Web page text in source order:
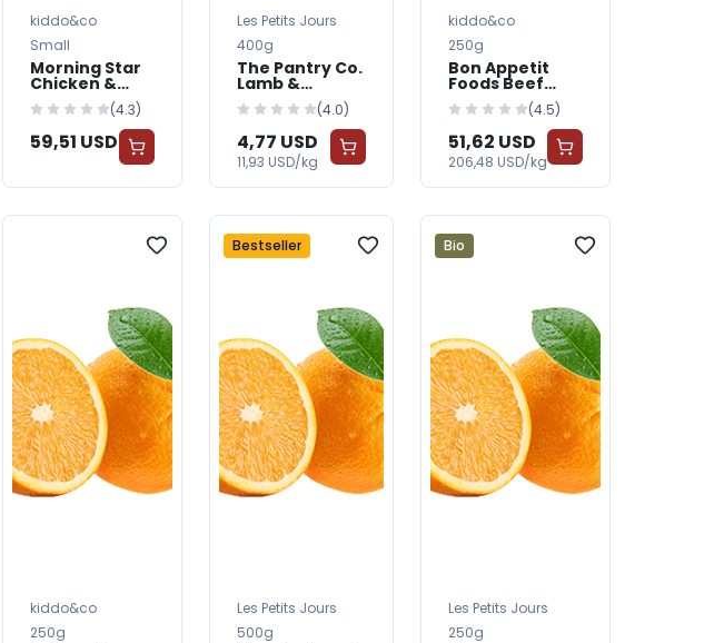
kiddo&co
Small
Morning Star
Chicken &
Rice Dog Food
(4.3)
59,51 USD
Les Petits Jours
400g
The Pantry Co.
Lamb &
Vegetables
Dog Food(4.0)
4,77 USD
11,93 USD/kg
kiddo&co
250g
Bon Appetit
Foods Beef
Formula Dog
Food (4.5)
51,62 USD
206,48 USD/kg
kiddo&co
250g
Bestseller
Les Petits Jours
500g
Bio
Les Petits Jours
250g